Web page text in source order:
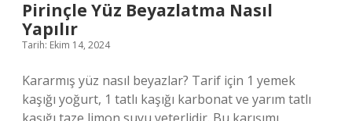
Pirinçle Yüz Beyazlatma Nasıl
Yapılır
Tarih: Ekim 14, 2024
Kararmış yüz nasıl beyazlar? Tarif için 1 yemek
kaşığı yoğurt, 1 tatlı kaşığı karbonat ve yarım tatlı